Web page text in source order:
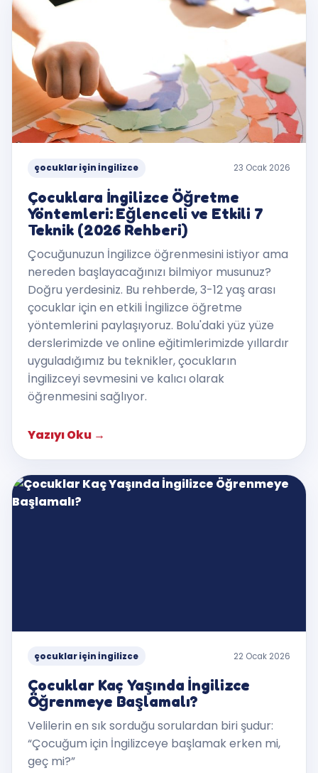
çocuklar için İngilizce 23 Ocak 2026
Çocuklara İngilizce Öğretme
Yöntemleri: Eğlenceli ve Etkili 7
Teknik (2026 Rehberi)
Çocuğunuzun İngilizce öğrenmesini istiyor ama
nereden başlayacağınızı bilmiyor musunuz?
Doğru yerdesiniz. Bu rehberde, 3-12 yaş arası
çocuklar için en etkili İngilizce öğretme
yöntemlerini paylaşıyoruz. Bolu'daki yüz yüze
derslerimizde ve online eğitimlerimizde yıllardır
uyguladığımız bu teknikler, çocukların
İngilizceyi sevmesini ve kalıcı olarak
öğrenmesini sağlıyor.
Yazıyı Oku →
çocuklar için İngilizce 22 Ocak 2026
Çocuklar Kaç Yaşında İngilizce
Öğrenmeye Başlamalı?
Velilerin en sık sorduğu sorulardan biri şudur:
“Çocuğum için İngilizceye başlamak erken mi,
geç mi?”